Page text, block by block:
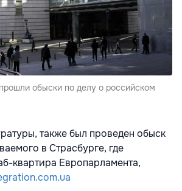
обыски по делу о российском
также был проведен обыск
в Страсбурге, где
квартира Европарламента,